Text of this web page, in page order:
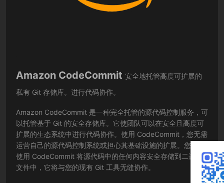
Amazon CodeCommit 安全地托管高度可扩展的
私有 Git 存储库。进行代码协作。
Amazon CodeCommit 是一种完全托管的源代码控制服务，可
以托管基于 Git 的安全存储库。它使团队可以在安全且高度可
扩展的生态系统中进行代码协作。使用 CodeCommit，您无需
运营自己的源代码控制系统或担心其基础设施的扩展。您可以
使用 CodeCommit 将源代码中的任何内容安全存储到二进制
文件中，它将与您的现有 Git 工具无缝协作。